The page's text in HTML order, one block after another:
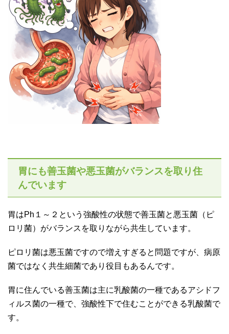
胃にも善玉菌や悪玉菌がバランスを取り住
んでいます
胃はPh１～２という強酸性の状態で善玉菌と悪玉菌（ピ
ロリ菌）がバランスを取りながら共生しています。
ピロリ菌は悪玉菌ですので増えすぎると問題ですが、病原
菌ではなく共生細菌であり役目もあるんです。
胃に住んでいる善玉菌は主に乳酸菌の一種であるアシドフ
ィルス菌の一種で、強酸性下で住むことができる乳酸菌で
す。